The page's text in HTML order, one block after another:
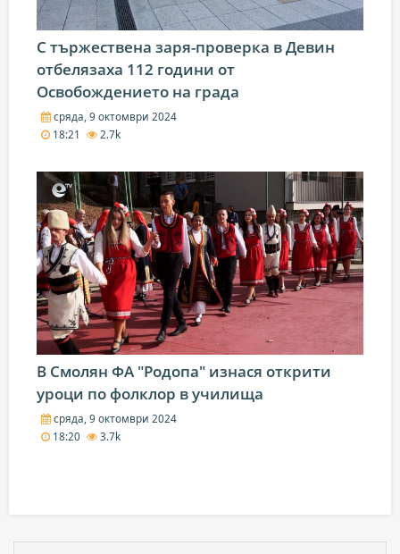
С тържествена заря-проверка в Девин
отбелязаха 112 години от
Освобождението на града
сряда, 9 октомври 2024
18:21
2.7k
В Смолян ФА "Родопа" изнася открити
уроци по фолклор в училища
сряда, 9 октомври 2024
18:20
3.7k